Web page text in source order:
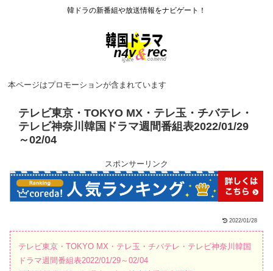
韓ドラの新番組や放送情報をナビゲート！
本ページはプロモーションが含まれています
テレビ東京・TOKYO MX・テレ玉・チバテレ・
テレビ神奈川韓国ドラマ週間番組表2022/01/29
～02/04
スポンサーリンク
2022/01/28
テレビ東京・TOKYO MX・テレ玉・チバテレ・テレビ神奈川韓国
ドラマ週間番組表2022/01/29～02/04